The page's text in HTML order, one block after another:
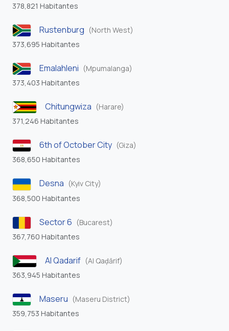
378,821 Habitantes
Rustenburg (North West)
373,695 Habitantes
Emalahleni (Mpumalanga)
373,403 Habitantes
Chitungwiza (Harare)
371,246 Habitantes
6th of October City (Giza)
368,650 Habitantes
Desna (Kyiv City)
368,500 Habitantes
Sector 6 (Bucarest)
367,760 Habitantes
Al Qadarif (Al Qaḑārif)
363,945 Habitantes
Maseru (Maseru District)
359,753 Habitantes